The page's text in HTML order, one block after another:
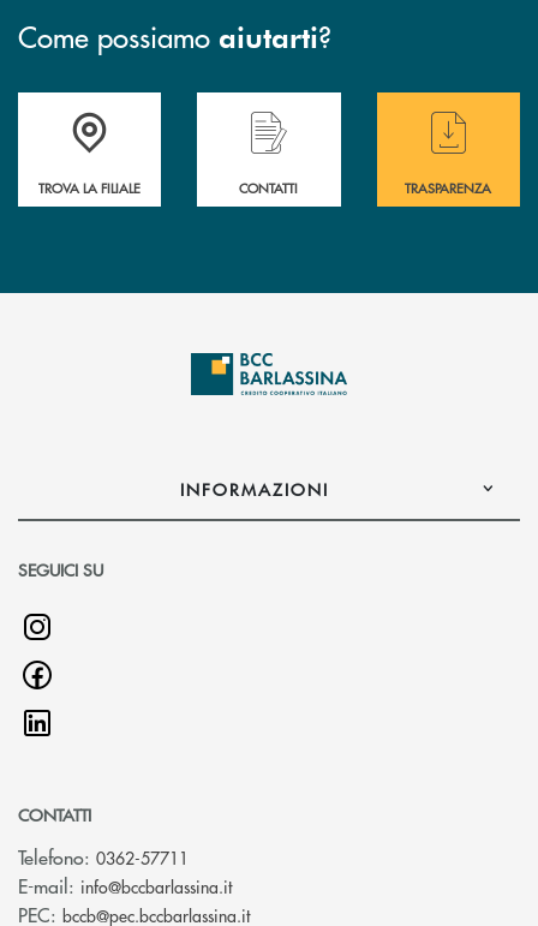
Come possiamo aiutarti?
Accedi all' elenco completo delle filiali di BCC Barlassina.
TROVA LA FILIALE
Hai bisogno di assistenza immediata ?
CONTATTI
Hai bisogno di
TRASPARENZA
INFORMAZIONI
SEGUICI SU
CONTATTI
Telefono: 0362-57711
E-mail: info@bccbarlassina.it(si apre l’app di posta elettronica)
PEC: bccb@pec.bccbarlassina.it(si apre l’app di posta elettronica)